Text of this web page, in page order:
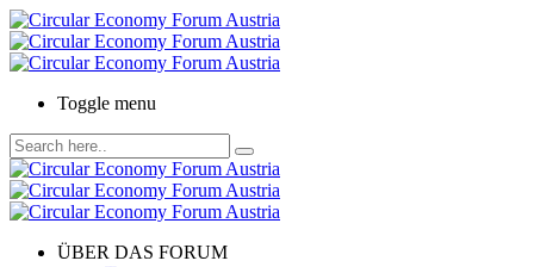
Toggle menu
ÜBER DAS FORUM